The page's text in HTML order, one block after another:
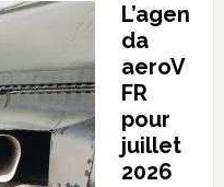
L’agen
da
aeroV
FR
pour
juillet
2026